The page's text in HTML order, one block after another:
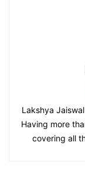
Lakshya
Having more
covering all